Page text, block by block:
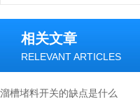
相关文章
RELEVANT ARTICLES
溜槽堵料开关的缺点是什么